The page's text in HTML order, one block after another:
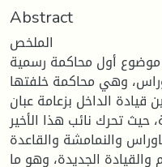
Abstract
الملخص
موضوع أول محاكمة رسمية
وهي محاكمة خلفتها
الداخل بزعامة عبان
حيث تحرك نائب هذا الأخير
والنمامشة والقاعدة
الجديدة، وهو ما